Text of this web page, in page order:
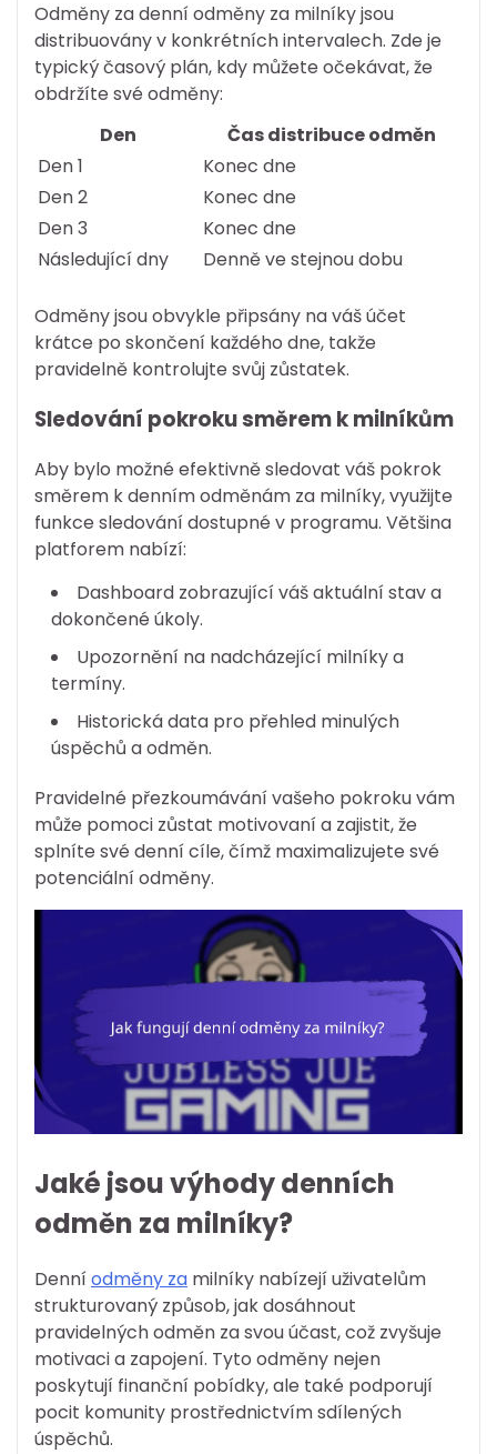
Odměny za denní odměny za milníky jsou
distribuovány v konkrétních intervalech. Zde je
typický časový plán, kdy můžete očekávat, že
obdržíte své odměny:
Den
Čas distribuce odměn
Den 1
Konec dne
Den 2
Konec dne
Den 3
Konec dne
Následující dny
Denně ve stejnou dobu
Odměny jsou obvykle připsány na váš účet
krátce po skončení každého dne, takže
pravidelně kontrolujte svůj zůstatek.
Sledování pokroku směrem k milníkům
Aby bylo možné efektivně sledovat váš pokrok
směrem k denním odměnám za milníky, využijte
funkce sledování dostupné v programu. Většina
platforem nabízí:
Dashboard zobrazující váš aktuální stav a
dokončené úkoly.
Upozornění na nadcházející milníky a
termíny.
Historická data pro přehled minulých
úspěchů a odměn.
Pravidelné přezkoumávání vašeho pokroku vám
může pomoci zůstat motivovaní a zajistit, že
splníte své denní cíle, čímž maximalizujete své
potenciální odměny.
Jaké jsou výhody denních
odměn za milníky?
Denní odměny za milníky nabízejí uživatelům
strukturovaný způsob, jak dosáhnout
pravidelných odměn za svou účast, což zvyšuje
motivaci a zapojení. Tyto odměny nejen
poskytují finanční pobídky, ale také podporují
pocit komunity prostřednictvím sdílených
úspěchů.